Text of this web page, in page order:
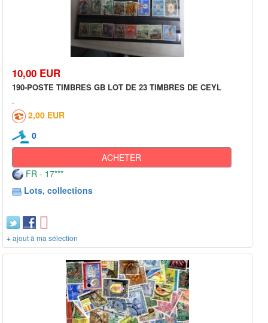
10,00 EUR
190-POSTE TIMBRES GB LOT DE 23 TIMBRES DE CEYL
2,00 EUR
0
ACHETER
FR - 17***
Lots, collections
+ ajout à ma sélection